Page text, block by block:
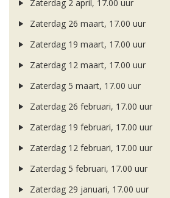
Zaterdag 2 april, 17.00 uur
Zaterdag 26 maart, 17.00 uur
Zaterdag 19 maart, 17.00 uur
Zaterdag 12 maart, 17.00 uur
Zaterdag 5 maart, 17.00 uur
Zaterdag 26 februari, 17.00 uur
Zaterdag 19 februari, 17.00 uur
Zaterdag 12 februari, 17.00 uur
Zaterdag 5 februari, 17.00 uur
Zaterdag 29 januari, 17.00 uur